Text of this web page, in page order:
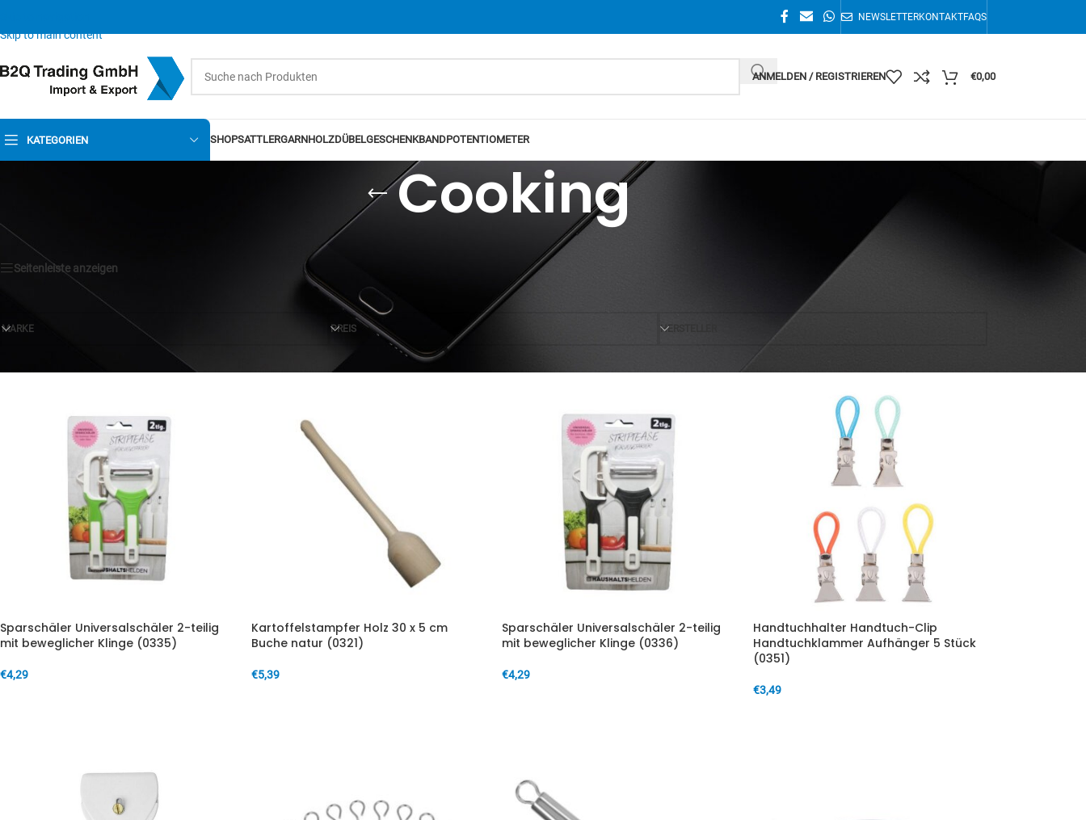
Skip to main content
NEWSLETTERKONTAKTFAQS
ANMELDEN / REGISTRIEREN €0,00
KATEGORIEN SHOPSATTLERGARNHOLZDÜBELGESCHENKBANDPOTENTIOMETER
Cooking
Alle 11 Ergebnisse werden angezeigt
Seitenleiste anzeigen
MARKE PREIS HERSTELLER
Sparschäler Universalschäler 2-teilig
mit beweglicher Klinge (0335)
€4,29
Kartoffelstampfer Holz 30 x 5 cm
Buche natur (0321)
€5,39
Sparschäler Universalschäler 2-teilig
mit beweglicher Klinge (0336)
€4,29
Handtuchhalter Handtuch-Clip
Handtuchklammer Aufhänger 5 Stück
(0351)
€3,49